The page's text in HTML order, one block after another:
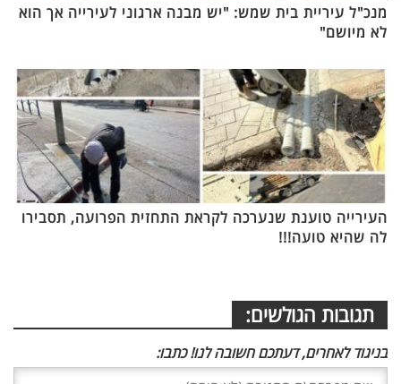
מנכ"ל עיריית בית שמש: "יש מבנה ארגוני לעירייה אך הוא
לא מיושם"
העירייה טוענת שנערכה לקראת התחזית הפרועה, תסבירו
לה שהיא טועה!!!
תגובות הגולשים:
בניגוד לאחרים, דעתכם חשובה לנו! כתבו: